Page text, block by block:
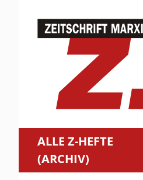
ALLE Z-HEFTE
(ARCHIV)